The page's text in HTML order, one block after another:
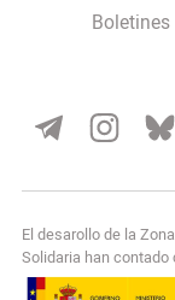
Boletines
El desarollo de la
Solidaria han contado